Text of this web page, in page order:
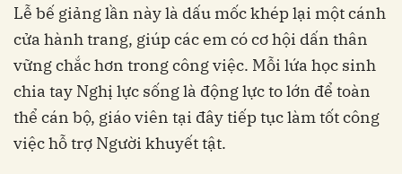
Lễ bế giảng lần này là dấu mốc khép lại một cánh
cửa hành trang, giúp các em có cơ hội dấn thân
vững chắc hơn trong công việc. Mỗi lứa học sinh
chia tay Nghị lực sống là động lực to lớn để toàn
thể cán bộ, giáo viên tại đây tiếp tục làm tốt công
việc hỗ trợ Người khuyết tật.